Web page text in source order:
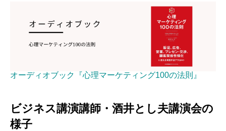
オーディオブック『心理マーケティング100の法則』
ビジネス講演講師・酒井とし夫講演会の
様子